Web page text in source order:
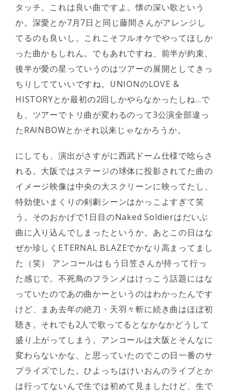
タッチ。これは良い曲ですよ。懐の深い歌という
か。深愛とか7月7日と同じ藤間さんがアレンジし
てるのも良いし。これこそフルオケでやってほしか
った曲かもしれん。でもあれですね、前半が約束、
後半が愛の星っていうのはツアーの展開としてきっ
ちりしてていいですね。UNIONのLOVE &
HISTORYとか最初の2回しかやらなかったしね…で
も、ツアーでトリ曲が変わるのって3公演全部違っ
たRAINBOWとかそれ以来じゃなかろうか。
にしても、演出がさすがに西武ドーム仕様で唸らさ
れる。大阪ではステージの球体に投影されてた曲の
イメージ映像は中央の大スクリーンに映ってたし、
特効使いまくりの剣劇シーンはかっこよすぎて笑
う。そのおかげで1日目のNaked Soldierはだいぶ
曲に入り込んでしまったというか。あとこの日はな
ぜか珍しくETERNAL BLAZEでかなり高まってまし
た（笑） アンコールはもう日笠さんが持って行っ
た感じで。不死鳥のフランメはけっこう話題にはな
っていたのであの曲かーというのはわかったんです
けど、まあ去年の絶刀・天羽々斬に続き曲はほぼ初
聴き。それでも2人で歌ってるとなかなかどうして
盛り上がってしまう。アンコールは大阪とそんなに
変わらないかな、と思っていたのでこの日一番のサ
プライズでした。ひよっちはけいおんのライブとか
は行ってないんで生では初めて見ましたけど、生で